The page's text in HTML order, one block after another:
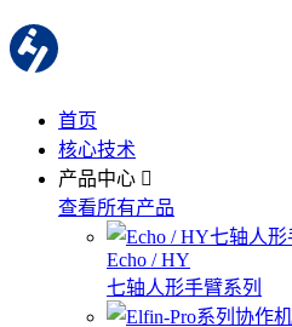
首页
核心技术
产品中心
查看所有产品
Echo / HY
七轴人形手臂系列